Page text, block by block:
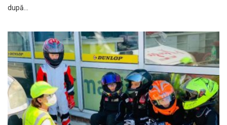
după…